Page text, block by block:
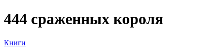
444 сраженных короля
Книги